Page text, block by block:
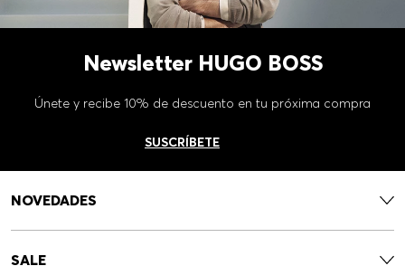
Newsletter HUGO BOSS
Únete y recibe 10% de descuento en tu próxima compra
SUSCRÍBETE
NOVEDADES
SALE